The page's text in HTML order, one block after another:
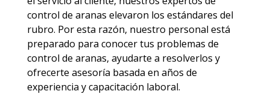
control de aranas elevaron los estándares del
rubro. Por esta razón, nuestro personal está
preparado para conocer tus problemas de
control de aranas, ayudarte a resolverlos y
ofrecerte asesoría basada en años de
experiencia y capacitación laboral.